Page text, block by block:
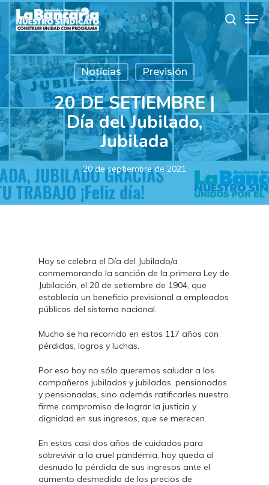
Skip
to
main
content
search
Noticias Previsión
20 DE SETIEMBRE |
Día del Jubilado,
Jubilada
20 de septiembre de 2021
Hoy se celebra el Día del Jubilado/a
conmemorando la sanción de la primera Ley de
Jubilación, el 20 de setiembre de 1904, que
establecía un beneficio previsional a empleados
públicos del sistema nacional.
Mucho se ha recorrido en estos 117 años con
pérdidas, logros y luchas.
Por eso hoy no sólo queremos saludar a los
compañeros jubilados y jubiladas, pensionados
y pensionadas, sino además ratificarles nuestro
firme compromiso de lograr la justicia y
dignidad en sus ingresos, que se merecen.
En estos casi dos años de cuidados para
sobrevivir a la cruel pandemia, hoy queda al
desnudo la pérdida de sus ingresos ante el
aumento desmedido de los precios de